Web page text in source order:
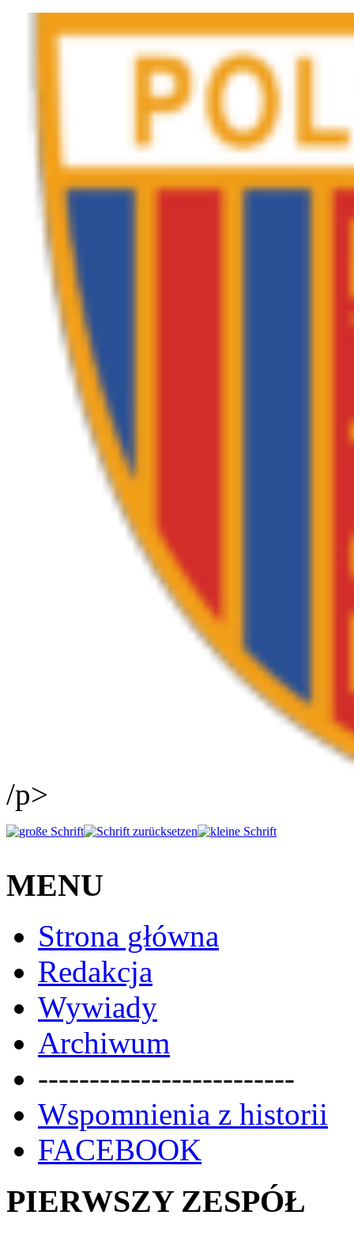
/p>
MENU
Strona główna
Redakcja
Wywiady
Archiwum
-------------------------
Wspomnienia z historii
FACEBOOK
PIERWSZY ZESPÓŁ